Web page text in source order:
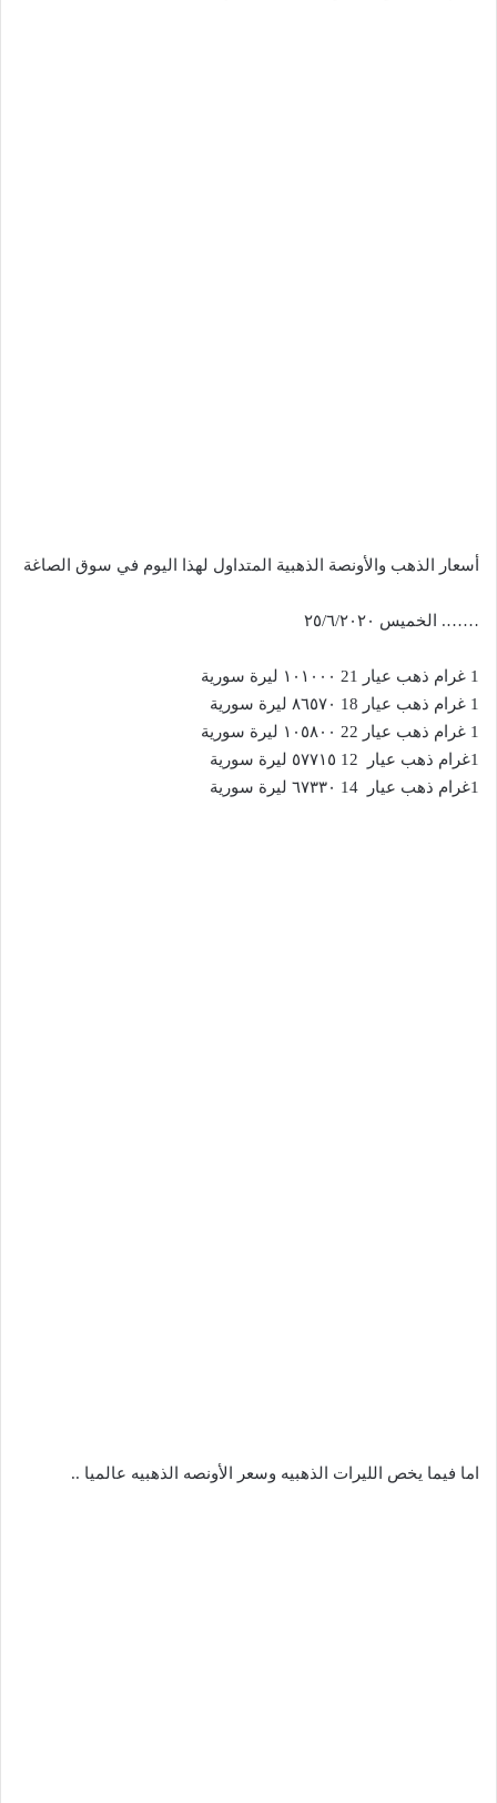
أسعار الذهب والأونصة الذهبية المتداول لهذا اليوم في سوق الصاغة
……. الخميس ٢٥/٦/٢٠٢٠
1 غرام ذهب عيار 21 ١٠١٠٠٠ ليرة سورية
1 غرام ذهب عيار 18 ٨٦٥٧٠ ليرة سورية
1 غرام ذهب عيار 22 ١٠٥٨٠٠ ليرة سورية
1غرام ذهب عيار 12 ٥٧٧١٥ ليرة سورية
1غرام ذهب عيار 14 ٦٧٣٣٠ ليرة سورية
اما فيما يخص الليرات الذهبيه وسعر الأونصه الذهبيه عالميا ..